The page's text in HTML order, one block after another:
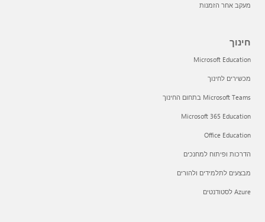
מעקב אחר הזמנות
חינוך
Microsoft Education
מכשירים לחינוך
Microsoft Teams בתחום החינוך
Microsoft 365 Education
Office Education
הדרכות ופיתוח למחנכים
מבצעים לתלמידים ולהורים
Azure לסטודנטים